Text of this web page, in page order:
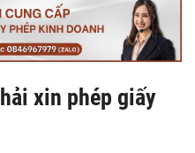
xin phép giấy